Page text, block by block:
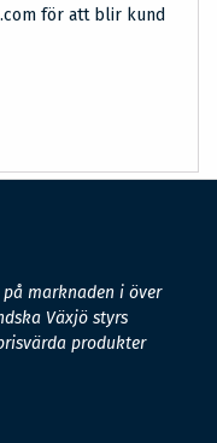
för att blir kund
marknaden i över
Växjö styrs
produkter